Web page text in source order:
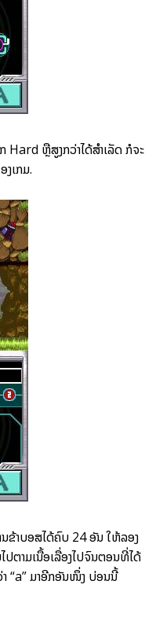
Hard ຫຼືສູງກວ່າໄດ້ສຳເລັດ ກໍຈະ
ເກມ.
ຂ້າບອສໄດ້ຄົບ 24 ອັນ ໃຫ້ລອງ
ຕາມເນື້ອເລື່ອງໄປຈົນຕອນທີ່ໄດ້
“a” ມາອີກອັນໜຶ່ງ ບ່ອນນີ້